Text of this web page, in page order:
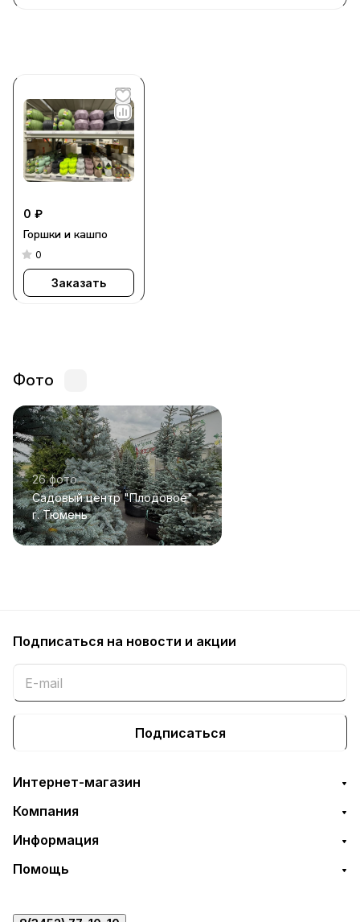
0 ₽
Горшки и кашпо
0
Заказать
Фото
26 фото
Садовый центр "Плодовое"
г. Тюмень
Подписаться на новости и акции
Подписаться
Интернет-магазин
Компания
Информация
Помощь